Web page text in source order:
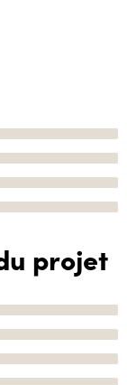
projet